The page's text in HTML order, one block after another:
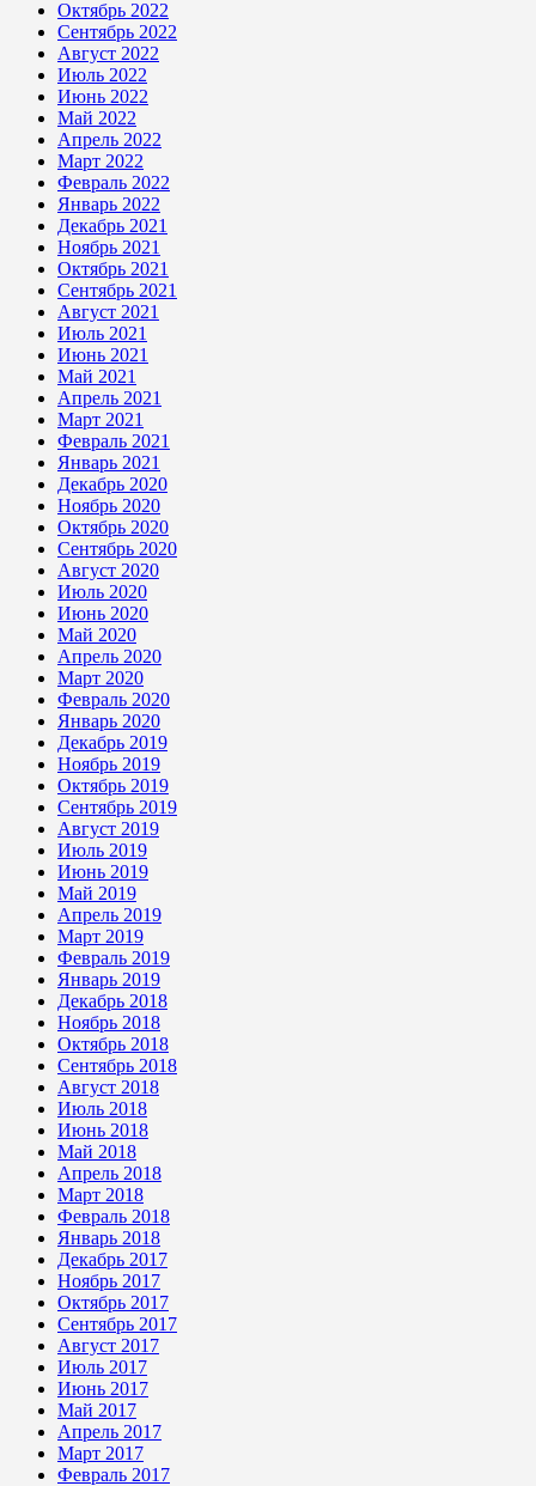
Октябрь 2022
Сентябрь 2022
Август 2022
Июль 2022
Июнь 2022
Май 2022
Апрель 2022
Март 2022
Февраль 2022
Январь 2022
Декабрь 2021
Ноябрь 2021
Октябрь 2021
Сентябрь 2021
Август 2021
Июль 2021
Июнь 2021
Май 2021
Апрель 2021
Март 2021
Февраль 2021
Январь 2021
Декабрь 2020
Ноябрь 2020
Октябрь 2020
Сентябрь 2020
Август 2020
Июль 2020
Июнь 2020
Май 2020
Апрель 2020
Март 2020
Февраль 2020
Январь 2020
Декабрь 2019
Ноябрь 2019
Октябрь 2019
Сентябрь 2019
Август 2019
Июль 2019
Июнь 2019
Май 2019
Апрель 2019
Март 2019
Февраль 2019
Январь 2019
Декабрь 2018
Ноябрь 2018
Октябрь 2018
Сентябрь 2018
Август 2018
Июль 2018
Июнь 2018
Май 2018
Апрель 2018
Март 2018
Февраль 2018
Январь 2018
Декабрь 2017
Ноябрь 2017
Октябрь 2017
Сентябрь 2017
Август 2017
Июль 2017
Июнь 2017
Май 2017
Апрель 2017
Март 2017
Февраль 2017